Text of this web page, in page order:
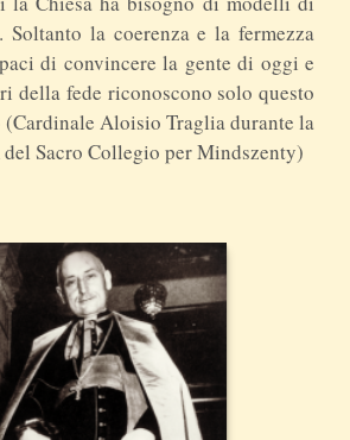
Soltanto la coerenza e la fermezza
di convincere la gente di oggi e
della fede riconoscono solo questo
(Cardinale Aloisio Traglia durante la
del Sacro Collegio per Mindszenty)